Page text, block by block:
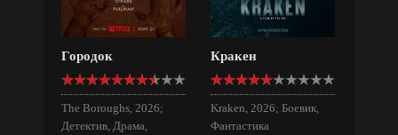
Городок
The Boroughs, 2026;
Детектив, Драма,
Кракен
Kraken, 2026; Боевик,
Фантастика